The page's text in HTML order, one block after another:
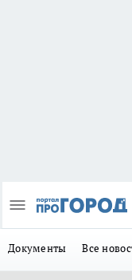
Документы Все